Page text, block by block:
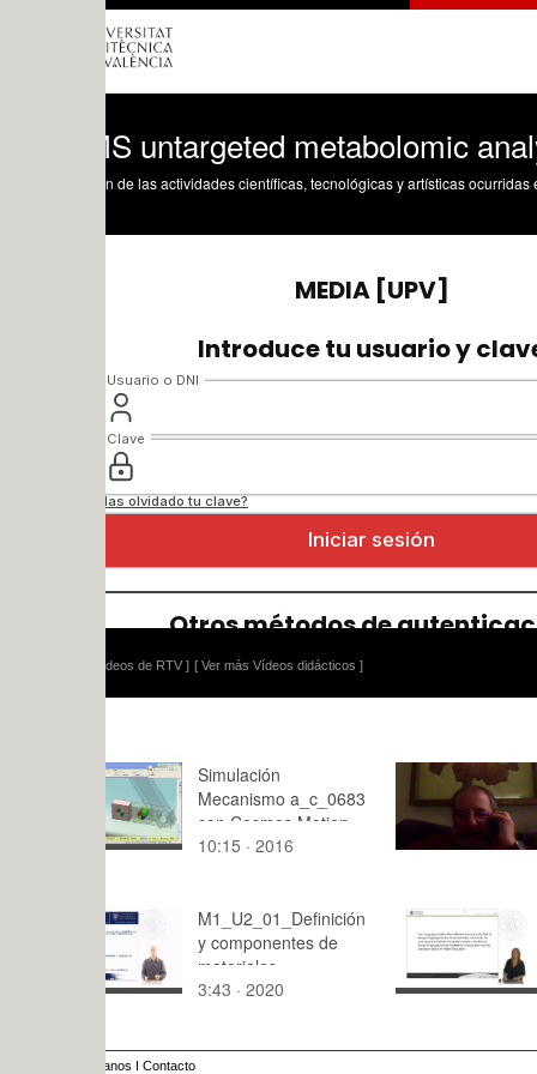
untargeted metabolomic analysis
de las actividades científicas, tecnológicas y artísticas ocurridas en los tres
[ Ver más Vídeos didácticos ]
Simulación
Mecanismo a_c_0683
con Cosmos Motion -
5 de 9
10:15 · 2016
yo
0:07 · 2020
M1_U2_01_Definición
y componentes de
materiales
compuestos
3:43 · 2020
Centro de
la UPV
5:34 · 2011